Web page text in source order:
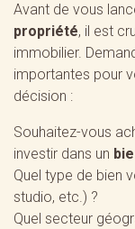
Avant de vous
propriété, il est
immobilier.
importantes pour
décision :
Souhaitez-vous
investir dans un
Quel type de bien
studio, etc.) ?
Quel secteur